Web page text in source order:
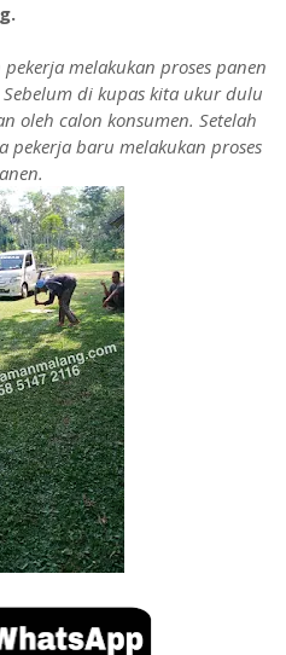
melakukan proses panen
di kupas kita ukur dulu
oleh calon konsumen. Setelah
pekerja baru melakukan proses